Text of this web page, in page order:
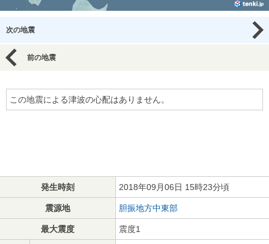
次の地震
前の地震
この地震による津波の心配はありません。
発生時刻 2018年09月06日 15時23分頃
震源地 胆振地方中東部
最大震度 震度1